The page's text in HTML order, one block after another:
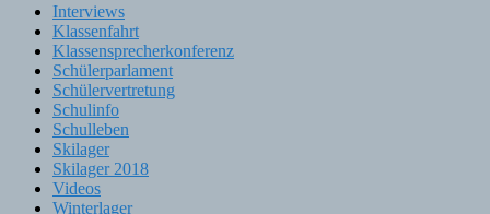
Interviews
Klassenfahrt
Klassensprecherkonferenz
Schülerparlament
Schülervertretung
Schulinfo
Schulleben
Skilager
Skilager 2018
Videos
Winterlager